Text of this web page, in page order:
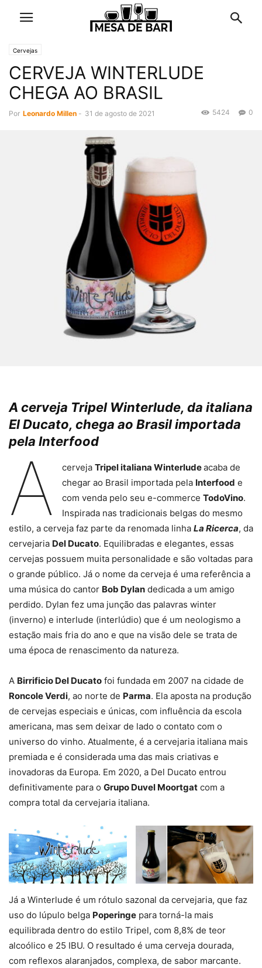
Cervejas
CERVEJA WINTERLUDE
CHEGA AO BRASIL
Por Leonardo Millen - 31 de agosto de 2021 0
5424
A cerveja Tripel Winterlude, da italiana
El Ducato, chega ao Brasil importada
pela Interfood
A cerveja Tripel italiana Winterludeacaba de
chegar ao Brasil importada pela Interfood e
com venda pelo seu e-commerce TodoVino.
Inspirada nas tradicionais belgas do mesmo
estilo, a cerveja faz parte da renomada linha La Ricerca, da
cervejaria Del Ducato. Equilibradas e elegantes, essas
cervejas possuem muita personalidade e são voltadas para
o grande público. Já o nome da cerveja é uma referência a
uma música do cantor Bob Dylan dedicada a um amigo
perdido. Dylan fez uma junção das palavras winter
(inverno) e interlude (interlúdio) que é um neologismo a
estação mais fria do ano e que na visão dele se trata de
uma época de renascimento da natureza.
A Birrificio Del Ducato foi fundada em 2007 na cidade de
Roncole Verdi, ao norte de Parma. Ela aposta na produção
de cervejas especiais e únicas, com influência da escola
americana, mas sem deixar de lado o contato com o
universo do vinho. Atualmente, é a cervejaria italiana mais
premiada e é considerada uma das mais criativas e
inovadoras da Europa. Em 2020, a Del Ducato entrou
definitivamente para o Grupo Duvel Moortgat com a
compra total da cervejaria italiana.
Já a Winterlude é um rótulo sazonal da cervejaria, que faz
uso do lúpulo belga Poperinge para torná-la mais
equilibrada dentro do estilo Tripel, com 8,8% de teor
alcoólico e 25 IBU. O resultado é uma cerveja dourada,
com reflexos alaranjados, complexa, de sabor marcante.